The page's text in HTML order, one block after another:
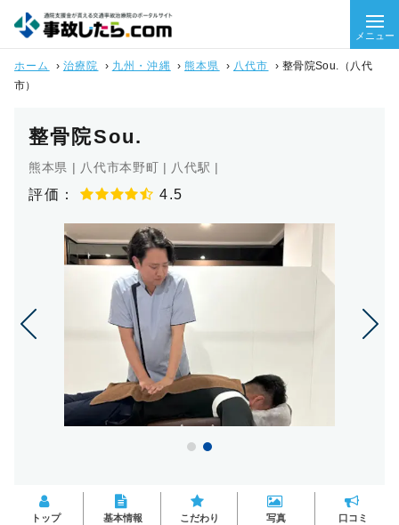
メニュー
ホーム › 治療院 › 九州・沖縄 ›熊本県 › 八代市 › 整骨院Sou.（八代
市）
整骨院Sou.
熊本県 | 八代市本野町 | 八代駅 |
評価： 4.5
トップ 基本情報 こだわり 写真 口コミ